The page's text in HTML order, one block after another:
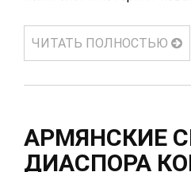
ЧИТАТЬ ПОЛНОСТЬЮ
АРМЯНСКИЕ
ДИАСПОРА